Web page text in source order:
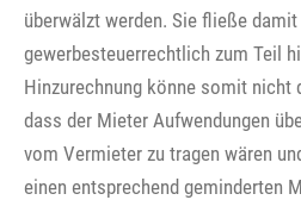
überwälzt werden. Sie fließe
gewerbesteuerrechtlich zum Teil
Hinzurechnung könne somit nicht
dass der Mieter Aufwendungen
vom Vermieter zu tragen wären
einen entsprechend geminderten